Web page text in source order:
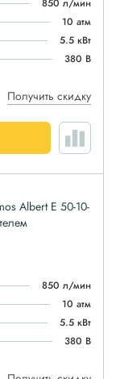
850 л/мин
10 атм
5.5 кВт
380 В
Получить скидку
Albert E 50-10-
850 л/мин
10 атм
5.5 кВт
380 В